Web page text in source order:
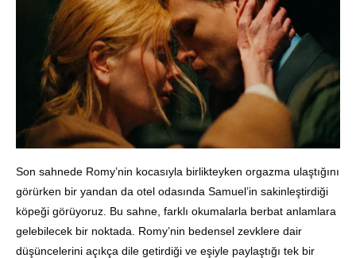
Son sahnede Romy’nin kocasıyla birlikteyken orgazma ulaştığını
görürken bir yandan da otel odasında Samuel’in sakinleştirdiği
köpeği görüyoruz. Bu sahne, farklı okumalarla berbat anlamlara
gelebilecek bir noktada. Romy’nin bedensel zevklere dair
düşüncelerini açıkça dile getirdiği ve eşiyle paylaştığı tek bir